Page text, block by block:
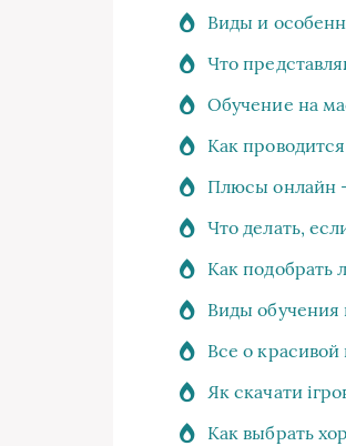
Виды и
Что
Обучение на
Как
Плюсы онлайн
Что делать,
Как подобрать
Виды
Все о
Як скачати
Как выбрать